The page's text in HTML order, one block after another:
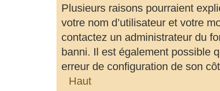
Plusieurs raisons pourraient
votre nom d’utilisateur et votre
contactez un administrateur du
banni. Il est également possible
erreur de configuration de son
Haut